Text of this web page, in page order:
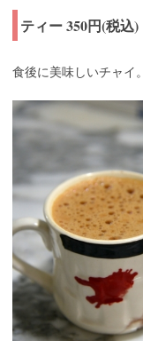
ティー 350円(税
食後に美味しいチャイ